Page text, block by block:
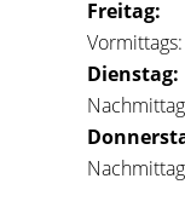
Freitag:
Dienstag: